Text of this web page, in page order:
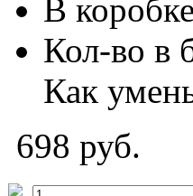
В
Кол-во в
Как
698 руб.